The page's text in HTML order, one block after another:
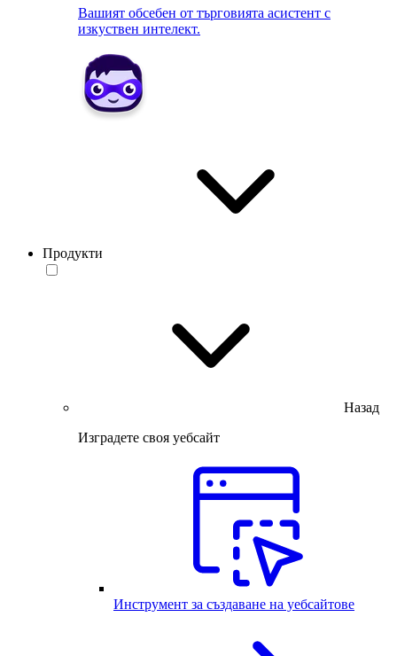
Вашият обсебен от търговията асистент с
изкуствен интелект.
Продукти
Назад
Изградете своя уебсайт
Инструмент за създаване на уебсайтове